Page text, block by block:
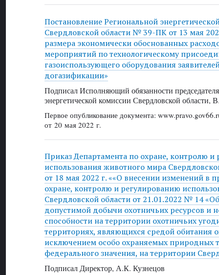
Постановление Региональной
Свердловской области № 39-ПК от 13 мая
размера экономически обоснованных
мероприятий по технологическому
газоиспользующего оборудования
догазификации»
Подписал Исполняющий обязанности
энергетической комиссии Свердловской области,
Первое опубликование документа:
от 20 мая 2022 г.
Приказ Департамента по охране, контролю и
использования животного мира
от 18 мая 2022 г. ««О внесении изменений в
охране, контролю и регулированию
Свердловской области от 21.01.2022 № 14
допустимой добычи охотничьих ресурсов и
способности на территории охотничьих
территориях, являющихся средой обитания
исключением особо охраняемых природных
федерального значения, на территории
Подписал Директор, А.К. Кузнецов